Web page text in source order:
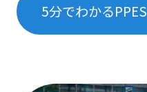
5分でわかるPPES